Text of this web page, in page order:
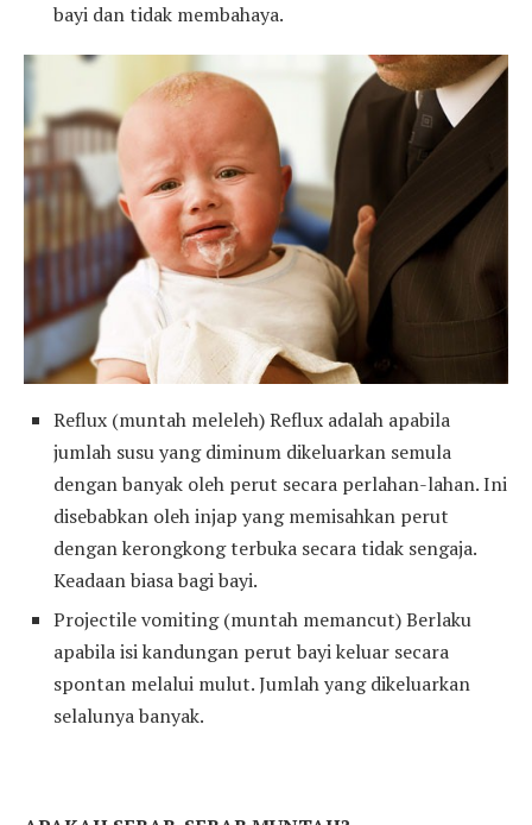
bayi dan tidak membahaya.
Reflux (muntah meleleh) Reflux adalah apabila
jumlah susu yang diminum dikeluarkan semula
dengan banyak oleh perut secara perlahan-lahan. Ini
disebabkan oleh injap yang memisahkan perut
dengan kerongkong terbuka secara tidak sengaja.
Keadaan biasa bagi bayi.
Projectile vomiting (muntah memancut) Berlaku
apabila isi kandungan perut bayi keluar secara
spontan melalui mulut. Jumlah yang dikeluarkan
selalunya banyak.